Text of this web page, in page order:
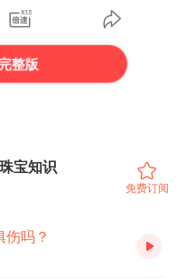
整版
宝知识
免费订阅
伤吗？